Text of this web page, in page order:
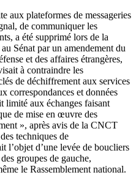
aux plateformes de messageries
de communiquer les
a été supprimé lors de la
Sénat par un amendement du
et des affaires étrangères,
à contraindre les
de déchiffrement aux services
correspondances et données
limité aux échanges faisant
de mise en œuvre des
», après avis de la CNCT
techniques de
l’objet d’une levée de boucliers
groupes de gauche,
le Rassemblement national.